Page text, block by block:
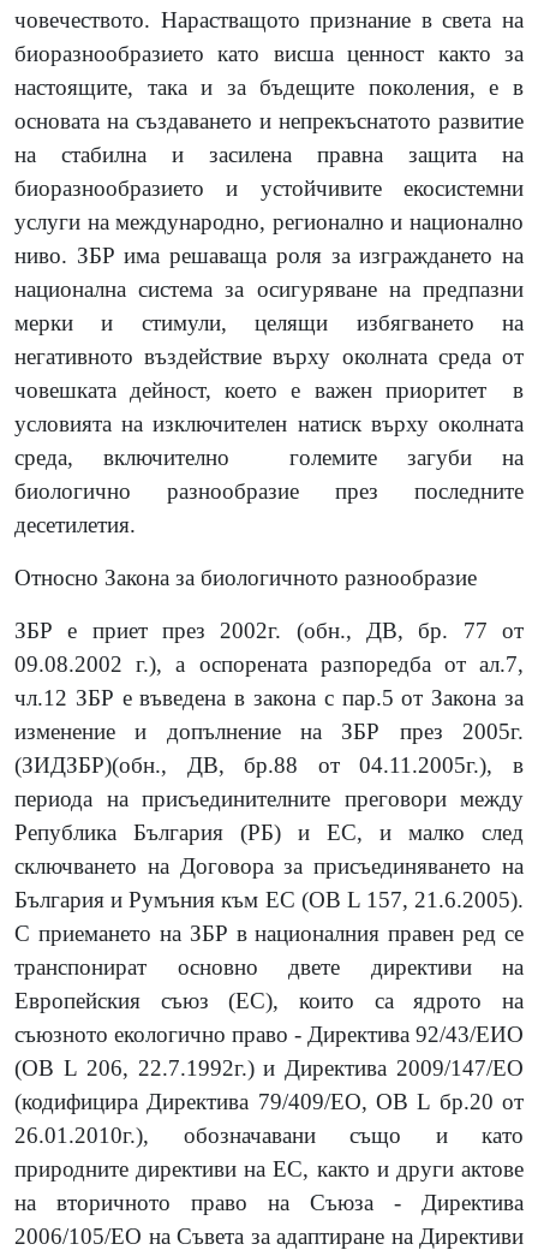
човечеството. Нарастващото признание в света на
биоразнообразието като висша ценност както за
настоящите, така и за бъдещите поколения, е в
основата на създаването и непрекъснатото развитие
на стабилна и засилена правна защита на
биоразнообразието и устойчивите екосистемни
услуги на международно, регионално и национално
ниво. ЗБР има решаваща роля за изграждането на
национална система за осигуряване на предпазни
мерки и стимули, целящи избягването на
негативното въздействие върху околната среда от
човешката дейност, което е важен приоритет
в
условията на изключителен натиск върху околната
среда, включително
големите загуби на
биологично разнообразие през последните
десетилетия.
Относно Закона за биологичното разнообразие
ЗБР е приет през 2002г. (обн., ДВ, бр. 77 от
09.08.2002 г.), а оспорената разпоредба от ал.7,
чл.12 ЗБР е въведена в закона с пар.5 от Закона за
изменение и допълнение на ЗБР през 2005г.
(ЗИДЗБР)(обн., ДВ, бр.88 от 04.11.2005г.), в
периода на присъединителните преговори между
Република България (РБ) и ЕС, и малко след
сключването на Договора за присъединяването на
България и Румъния към ЕС (OB L 157, 21.6.2005).
С приемането на ЗБР в националния правен ред се
транспонират основно двете директиви на
Европейския съюз (ЕС), които са ядрото на
съюзното екологично право - Директива 92/43/ЕИО
(OB L 206, 22.7.1992г.) и Директива 2009/147/ЕО
(кодифицира Директива 79/409/EО, ОВ L бр.20 от
26.01.2010г.), обозначавани също и като
природните директиви на ЕС, както и други актове
на вторичното право на Съюза - Директива
2006/105/ЕО на Съвета за адаптиране на Директиви